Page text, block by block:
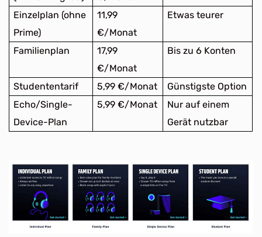
Einzelplan (ohne
Prime)
11,99
€/Monat
Etwas teurer
Familienplan
17,99
€/Monat
Bis zu 6 Konten
Studententarif 5,99 €/Monat
Günstigste Option
Echo/Single-
Device-Plan
5,99 €/Monat
Nur auf einem
Gerät nutzbar